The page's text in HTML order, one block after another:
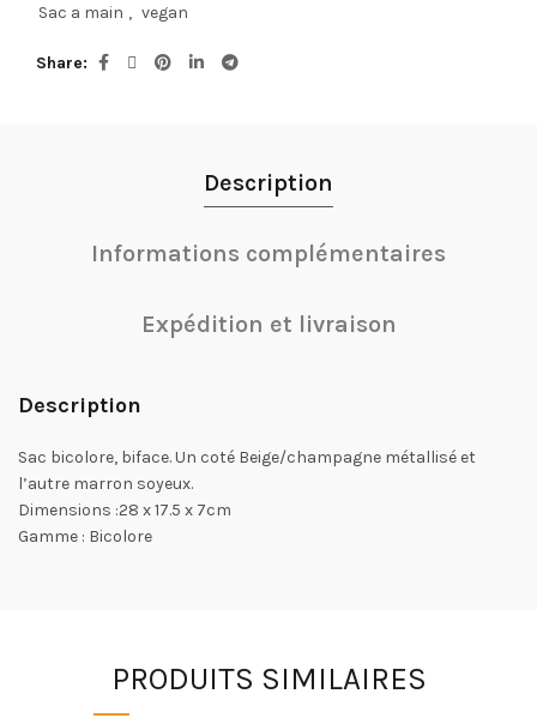
Sac a main , vegan
Share
Description
Informations complémentaires
Expédition et livraison
Description
Sac bicolore, biface. Un coté Beige/champagne métallisé et
l’autre marron soyeux.
Dimensions :28 x 17.5 x 7cm
Gamme : Bicolore
PRODUITS SIMILAIRES